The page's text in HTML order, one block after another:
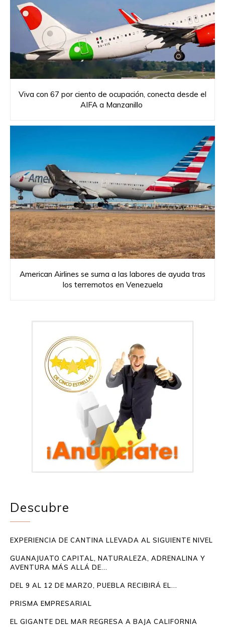
Viva con 67 por ciento de ocupación, conecta desde el
AIFA a Manzanillo
American Airlines se suma a las labores de ayuda tras
los terremotos en Venezuela
Descubre
EXPERIENCIA DE CANTINA LLEVADA AL SIGUIENTE NIVEL
GUANAJUATO CAPITAL, NATURALEZA, ADRENALINA Y
AVENTURA MÁS ALLÁ DE...
DEL 9 AL 12 DE MARZO, PUEBLA RECIBIRÁ EL...
PRISMA EMPRESARIAL
EL GIGANTE DEL MAR REGRESA A BAJA CALIFORNIA